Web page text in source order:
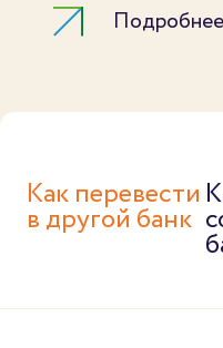
Как перевести
в другой банк